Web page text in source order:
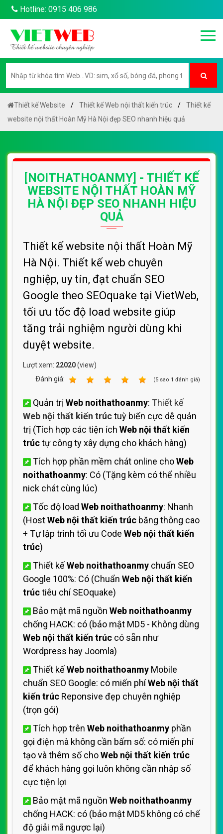
Hotline: 0915 406 986
Thiết kế Website Thiết kế Web nội thất kiến trúc
Thiết kế
website nội thất Hoàn Mỹ Hà Nội đẹp SEO nhanh hiệu quả
[NOITHATHOANMY] - THIẾT KẾ
WEBSITE NỘI THẤT HOÀN MỸ
HÀ NỘI ĐẸP SEO NHANH HIỆU
QUẢ
Thiết kế website nội thất Hoàn Mỹ
Hà Nội. Thiết kế web chuyên
nghiệp, uy tín, đạt chuẩn SEO
Google theo SEOquake tại VietWeb,
tối ưu tốc độ load website giúp
tăng trải nghiệm người dùng khi
duyệt website.
Lượt xem: 22020(view)
Ðánh giá:
(5 sao 1 đánh giá)
Quản trị Web noithathoanmy: Thiết kế
Web nội thất kiến trúctuỳ biến cực dễ quản
trị (Tích hợp các tiện ích Web nội thất kiến
trúctự công ty xây dựng cho khách hàng)
Tích hợp phần mềm chát online choWeb
noithathoanmy: Có (Tặng kèm có thể nhiều
nick chát cùng lúc)
Tốc độ load Web noithathoanmy: Nhanh
(HostWeb nội thất kiến trúc băng thông cao
+ Tự lập trình tối ưu Code Web nội thất kiến
trúc)
Thiết kếWeb noithathoanmy chuẩn SEO
Google 100%: Có (Chuẩn Web nội thất kiến
trúctiêu chí SEOquake)
Bảo mật mã nguồn Web noithathoanmy
chống HACK: có (bảo mật MD5 - Không dùng
Web nội thất kiến trúc có sẵn như
Wordpress hay Joomla)
Thiết kếWeb noithathoanmy Mobile
chuẩn SEO Google: có miến phíWeb nội thất
kiến trúc Reponsive đẹp chuyên nghiệp
(trọn gói)
Tích hợp trên Web noithathoanmy phần
gọi điện mà không cần bấm số: có miến phí
tạo và thêm số choWeb nội thất kiến trúc
để khách hàng gọi luôn không cần nhập số
cực tiện lợi
Bảo mật mã nguồn Web noithathoanmy
chống HACK: có (bảo mật MD5 không có chế
độ giải mã ngược lại)